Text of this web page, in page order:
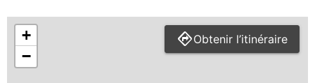
+
−
Obtenir l’itinéraire